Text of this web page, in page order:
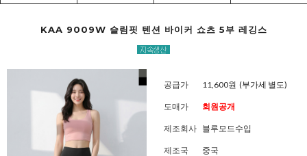
KAA 9009W 슬림핏 텐션 바이커 쇼츠 5부 레깅스
공급가 11,600원 (부가세 별도)
도매가 회원공개
제조회사 블루모드수입
제조국 중국